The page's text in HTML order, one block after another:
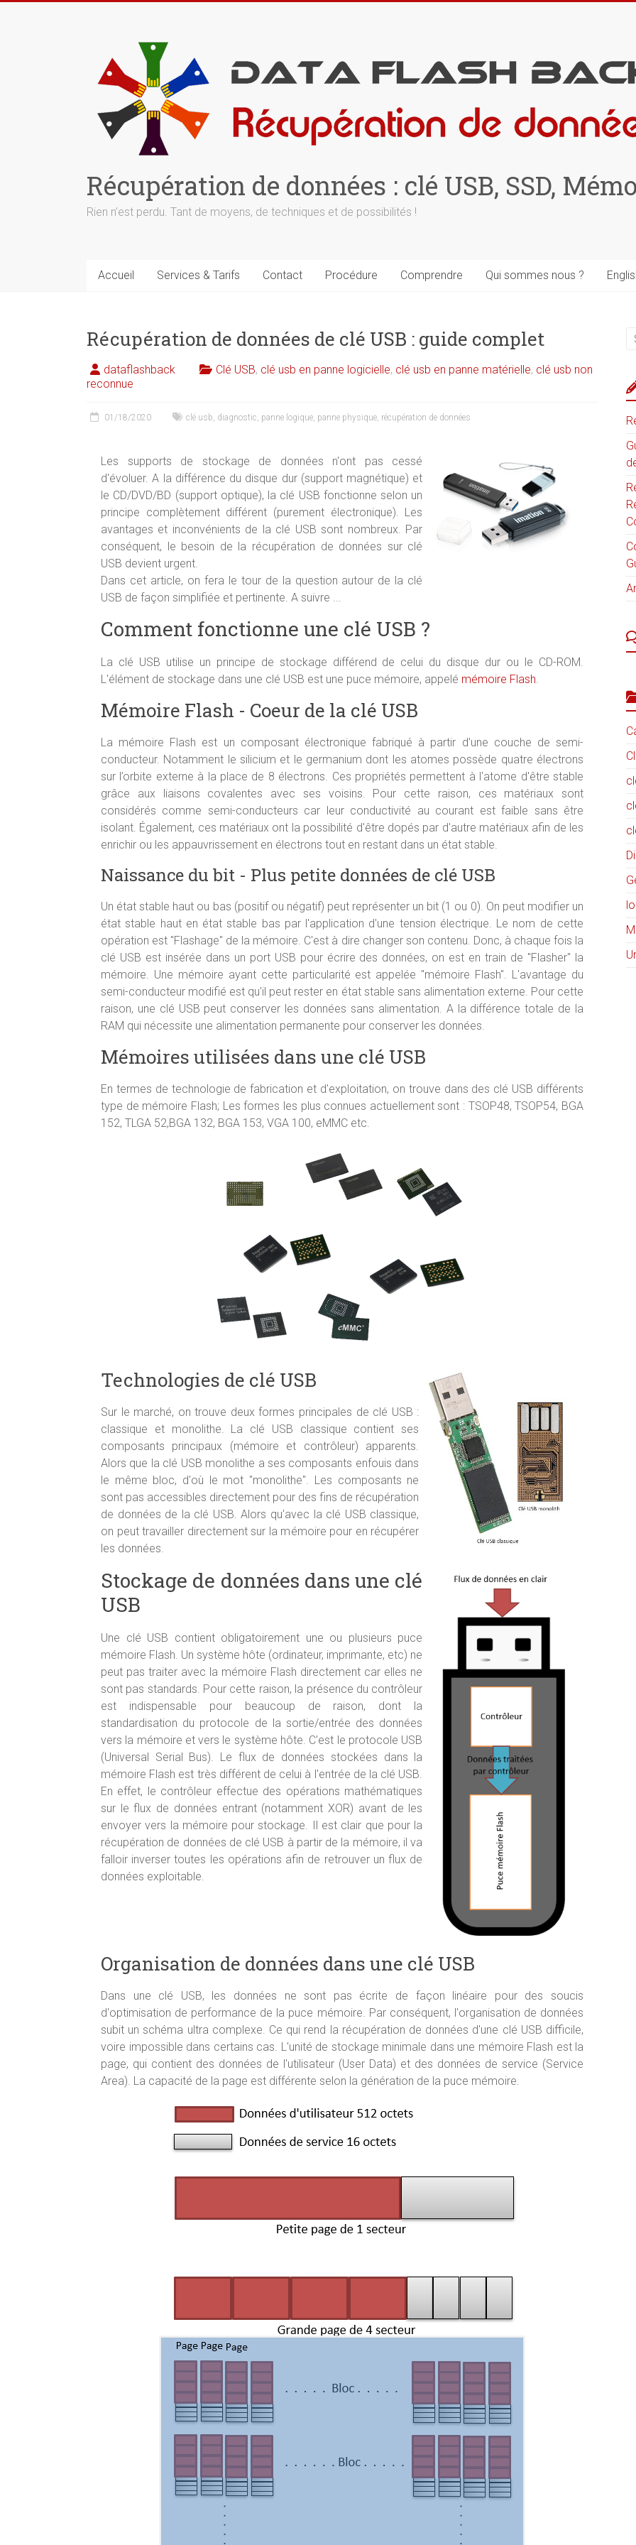
Récupération de données : clé USB, SSD,
Rien n’est perdu. Tant de moyens, de techniques et de possibilités !
Accueil Services & Tarifs Contact Procédure Comprendre Qui sommes nous ?
Récupération de données de clé USB : guide complet
dataflashback Clé USB, clé usb en panne logicielle, clé usb en panne matérielle, clé usb non
reconnue
01/18/2020 clé usb, diagnostic, panne logique, panne physique, récupération de données
Les supports de stockage de données n'ont pas cessé
d'évoluer. A la différence du disque dur (support magnétique) et
le CD/DVD/BD (support optique), la clé USB fonctionne selon un
principe complètement différent (purement électronique). Les
avantages et inconvénients de la clé USB sont nombreux. Par
conséquent, le besoin de la récupération de données sur clé
USB devient urgent.
Dans cet article, on fera le tour de la question autour de la clé
USB de façon simplifiée et pertinente. A suivre ...
Comment fonctionne une clé USB ?
La clé USB utilise un principe de stockage différend de celui du disque dur ou le CD-ROM.
L'élément de stockage dans une clé USB est une puce mémoire, appelé mémoire Flash.
Mémoire Flash - Coeur de la clé USB
La mémoire Flash est un composant électronique fabriqué à partir d'une couche de semi-
conducteur. Notamment le silicium et le germanium dont les atomes possède quatre électrons
sur l’orbite externe à la place de 8 électrons. Ces propriétés permettent à l'atome d'être stable
grâce aux liaisons covalentes avec ses voisins. Pour cette raison, ces matériaux sont
considérés comme semi-conducteurs car leur conductivité au courant est faible sans être
isolant. Également, ces matériaux ont la possibilité d'être dopés par d'autre matériaux afin de les
enrichir ou les appauvrissement en électrons tout en restant dans un état stable.
Naissance du bit - Plus petite données de clé USB
Un état stable haut ou bas (positif ou négatif) peut représenter un bit (1 ou 0). On peut modifier un
état stable haut en état stable bas par l'application d'une tension électrique. Le nom de cette
opération est "Flashage" de la mémoire. C'est à dire changer son contenu. Donc, à chaque fois la
clé USB est insérée dans un port USB pour écrire des données, on est en train de "Flasher" la
mémoire. Une mémoire ayant cette particularité est appelée "mémoire Flash". L'avantage du
semi-conducteur modifié est qu'il peut rester en état stable sans alimentation externe. Pour cette
raison, une clé USB peut conserver les données sans alimentation. A la différence totale de la
RAM qui nécessite une alimentation permanente pour conserver les données.
Mémoires utilisées dans une clé USB
En termes de technologie de fabrication et d'exploitation, on trouve dans des clé USB différents
type de mémoire Flash; Les formes les plus connues actuellement sont : TSOP48, TSOP54, BGA
152, TLGA 52,BGA 132, BGA 153, VGA 100, eMMC etc.
Technologies de clé USB
Sur le marché, on trouve deux formes principales de clé USB :
classique et monolithe. La clé USB classique contient ses
composants principaux (mémoire et contrôleur) apparents.
Alors que la clé USB monolithe a ses composants enfouis dans
le même bloc, d'où le mot "monolithe". Les composants ne
sont pas accessibles directement pour des fins de récupération
de données de la clé USB. Alors qu'avec la clé USB classique,
on peut travailler directement sur la mémoire pour en récupérer
les données.
Stockage de données dans une clé
USB
Une clé USB contient obligatoirement une ou plusieurs puce
mémoire Flash. Un système hôte (ordinateur, imprimante, etc) ne
peut pas traiter avec la mémoire Flash directement car elles ne
sont pas standards. Pour cette raison, la présence du contrôleur
est indispensable pour beaucoup de raison, dont la
standardisation du protocole de la sortie/entrée des données
vers la mémoire et vers le système hôte. C'est le protocole USB
(Universal Serial Bus). Le flux de données stockées dans la
mémoire Flash est très différent de celui à l'entrée de la clé USB.
En effet, le contrôleur effectue des opérations mathématiques
sur le flux de données entrant (notamment XOR) avant de les
envoyer vers la mémoire pour stockage. Il est clair que pour la
récupération de données de clé USB à partir de la mémoire, il va
falloir inverser toutes les opérations afin de retrouver un flux de
données exploitable.
Organisation de données dans une clé USB
Dans une clé USB, les données ne sont pas écrite de façon linéaire pour des soucis
d'optimisation de performance de la puce mémoire. Par conséquent, l'organisation de données
subit un schéma ultra complexe. Ce qui rend la récupération de données d'une clé USB difficile,
voire impossible dans certains cas. L'unité de stockage minimale dans une mémoire Flash est la
page, qui contient des données de l'utilisateur (User Data) et des données de service (Service
Area). La capacité de la page est différente selon la génération de la puce mémoire.